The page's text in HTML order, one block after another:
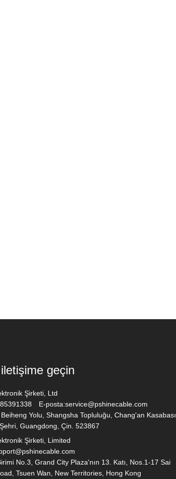
geçin
Şirketi, Ltd
E-posta:service@pshinecable.com
Yolu, Shangsha Topluluğu, Chang'an Kasabası,
Guangdong, Çin. 523867
Şirketi, Limited
No.3, Grand City Plaza'nın 13. Katı, Nos.1-17 Sai
Tsuen Wan, New Territories, Hong Kong